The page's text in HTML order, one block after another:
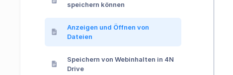
speichern können
Anzeigen und Öffnen von
Dateien
Speichern von Webinhalten in 4N
Drive